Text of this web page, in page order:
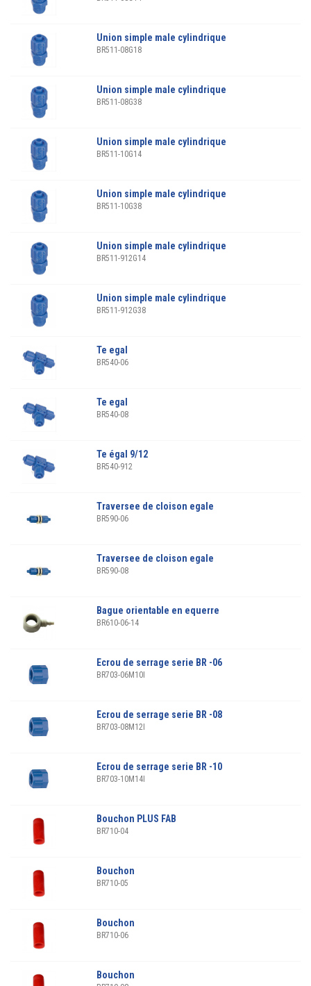
Union simple male cylindrique
BR511-08G18
Union simple male cylindrique
BR511-08G38
Union simple male cylindrique
BR511-10G14
Union simple male cylindrique
BR511-10G38
Union simple male cylindrique
BR511-912G14
Union simple male cylindrique
BR511-912G38
Te egal
BR540-06
Te egal
BR540-08
Te égal 9/12
BR540-912
Traversee de cloison egale
BR590-06
Traversee de cloison egale
BR590-08
Bague orientable en equerre
BR610-06-14
Ecrou de serrage serie BR -06
BR703-06M10I
Ecrou de serrage serie BR -08
BR703-08M12I
Ecrou de serrage serie BR -10
BR703-10M14I
Bouchon PLUS FAB
BR710-04
Bouchon
BR710-05
Bouchon
BR710-06
Bouchon